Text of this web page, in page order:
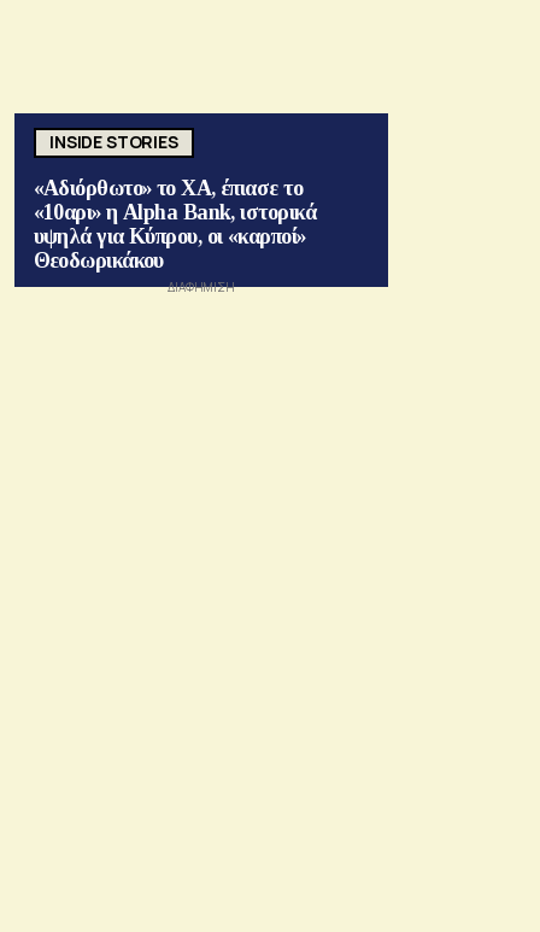
INSIDE STORIES
«Αδιόρθωτο» το ΧΑ, έπιασε το
«10αρι» η Alpha Bank, ιστορικά
υψηλά για Κύπρου, οι «καρποί»
Θεοδωρικάκου